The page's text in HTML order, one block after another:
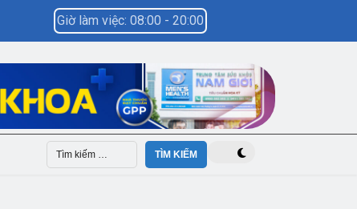
Giờ làm việc: 08:00 - 20:00